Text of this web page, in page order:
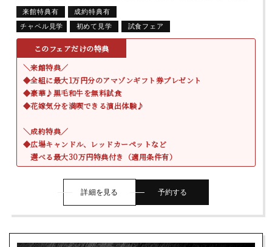
来館特典有
成約特典有
チャペル見学
初めて見学 試食フェア
このフェアだけの特典
＼来館特典／
◆全組に最大1万円分のアマゾンギフト券プレゼント
◆豪華♪黒毛和牛を無料試食
◆花嫁気分を満喫できる演出体験♪
＼成約特典／
◆広場キャンドル、レッドカーペットなど
選べる最大30万円特典付き（適用条件有）
詳細を見る 予約する